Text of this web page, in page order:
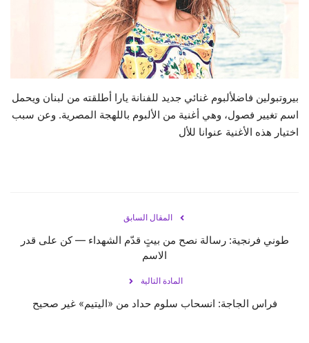
بيروتبولين فاضلألبوم غنائي جديد للفنانة يارا أطلقته من لبنان ويحمل
اسم تغيير فصول، وهي أغنية من الألبوم باللهجة المصرية. وعن سبب
اختيار هذه الأغنية عنوانا للأل
المقال السابق
طوني فرنجية: رسالة نصح من بيتٍ قدّم الشهداء — كن على قدر
الاسم
المادة التالية
فراس الجاجة: انسحاب سلوم حداد من «اليتيم» غير صحيح